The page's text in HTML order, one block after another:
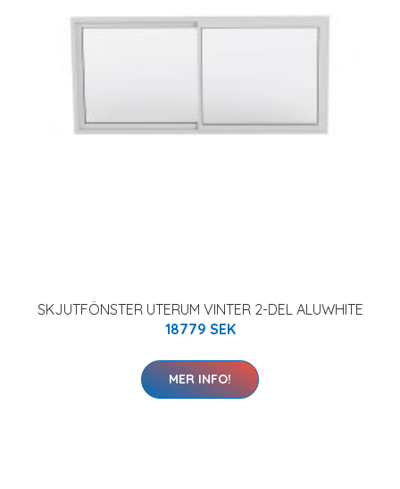
SKJUTFÖNSTER UTERUM VINTER 2-DEL ALUWHITE
18779 SEK
MER INFO!